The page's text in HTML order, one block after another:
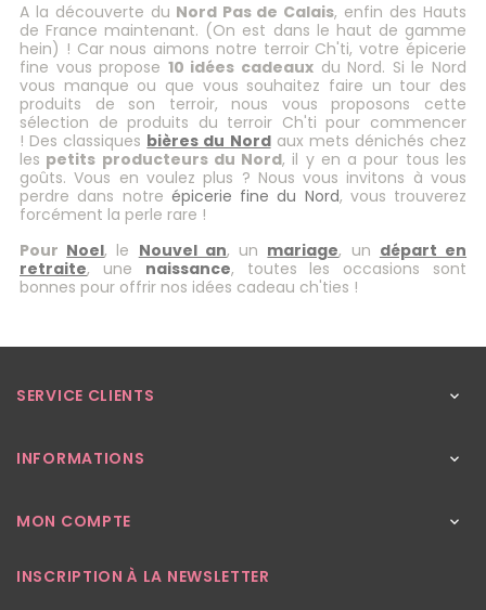
A la découverte du Nord Pas de Calais, enfin des Hauts
de France maintenant. (On est dans le haut de gamme
hein) ! Car nous aimons notre terroir Ch'ti, votre épicerie
fine vous propose 10 idées cadeaux du Nord. Si le Nord
vous manque ou que vous souhaitez faire un tour des
produits de son terroir, nous vous proposons cette
sélection de produits du terroir Ch'ti pour commencer
! Des classiques bières du Nordaux mets dénichés chez
les petits producteurs du Nord, il y en a pour tous les
goûts. Vous en voulez plus ? Nous vous invitons à vous
perdre dans notre épicerie fine du Nord, vous trouverez
forcément la perle rare !
Pour Noel, le Nouvel an, un mariage, un départ en
retraite, une naissance, toutes les occasions sont
bonnes pour offrir nos idées cadeau ch'ties !
SERVICE CLIENTS 
INFORMATIONS 
MON COMPTE 
INSCRIPTION À LA NEWSLETTER